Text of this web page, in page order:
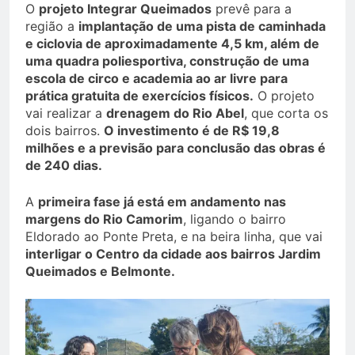
O projeto Integrar Queimados prevê para a
região a implantação de uma pista de caminhada
e ciclovia de aproximadamente 4,5 km, além de
uma quadra poliesportiva, construção de uma
escola de circo e academia ao ar livre para
prática gratuita de exercícios físicos. O projeto
vai realizar a drenagem do Rio Abel, que corta os
dois bairros. O investimento é de R$ 19,8
milhões e a previsão para conclusão das obras é
de 240 dias.
A primeira fase já está em andamento nas
margens do Rio Camorim, ligando o bairro
Eldorado ao Ponte Preta, e na beira linha, que vai
interligar o Centro da cidade aos bairros Jardim
Queimados e Belmonte.